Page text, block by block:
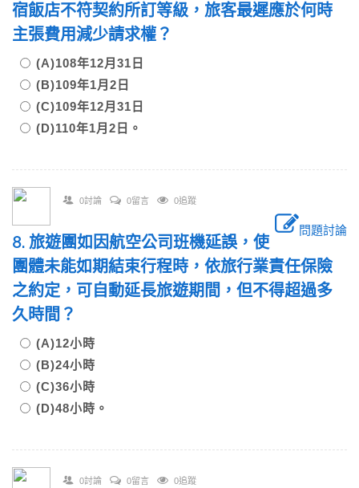
宿飯店不符契約所訂等級，旅客最遲應於何時
主張費用減少請求權？
(A)108年12月31日
(B)109年1月2日
(C)109年12月31日
(D)110年1月2日。
0討論 0留言 0追蹤
問題討論
8. 旅遊團如因航空公司班機延誤，使
團體未能如期結束行程時，依旅行業責任保險
之約定，可自動延長旅遊期間，但不得超過多
久時間？
(A)12小時
(B)24小時
(C)36小時
(D)48小時。
0討論 0留言 0追蹤